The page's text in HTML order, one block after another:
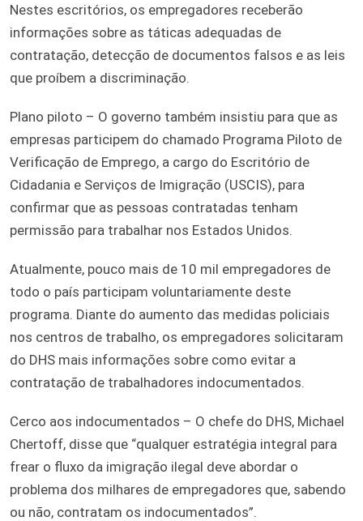
Nestes escritórios, os empregadores receberão
informações sobre as táticas adequadas de
contratação, detecção de documentos falsos e as leis
que proíbem a discriminação.
Plano piloto – O governo também insistiu para que as
empresas participem do chamado Programa Piloto de
Verificação de Emprego, a cargo do Escritório de
Cidadania e Serviços de Imigração (USCIS), para
confirmar que as pessoas contratadas tenham
permissão para trabalhar nos Estados Unidos.
Atualmente, pouco mais de 10 mil empregadores de
todo o país participam voluntariamente deste
programa. Diante do aumento das medidas policiais
nos centros de trabalho, os empregadores solicitaram
do DHS mais informações sobre como evitar a
contratação de trabalhadores indocumentados.
Cerco aos indocumentados – O chefe do DHS, Michael
Chertoff, disse que “qualquer estratégia integral para
frear o fluxo da imigração ilegal deve abordar o
problema dos milhares de empregadores que, sabendo
ou não, contratam os indocumentados”.